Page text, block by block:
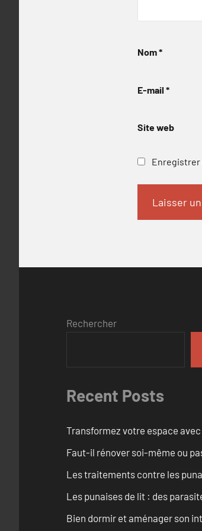
Nom*
E-mail *
Site web
Enregistrer
Rechercher
Recent Posts
Transformez votre espace
Faut-il rénover soi-même ou
Les traitements contre les
Les punaises de lit : des
Bien dormir et aménager son